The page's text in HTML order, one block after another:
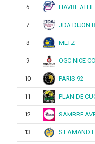
6 HAVRE
7 JDA DIJON
8 METZ
9 OGC NICE
10 PARIS 92
11 PLAN DE
12 SAMBRE
13 ST AMAND